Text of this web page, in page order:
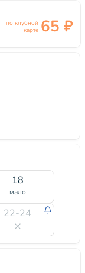
18
мало
22-24
по клубной
карте 65 ₽